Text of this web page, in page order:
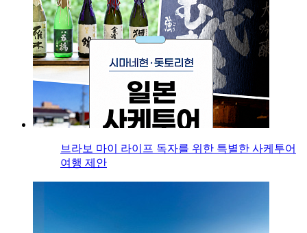
브라보 마이 라이프 독자를 위한 특별한 사케투어
여행 제안